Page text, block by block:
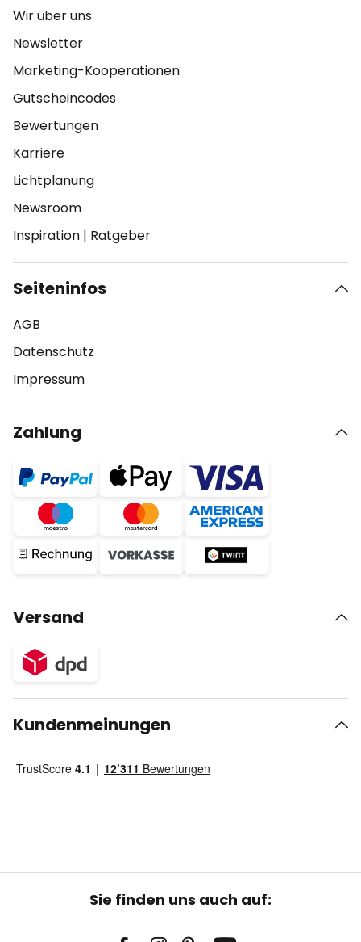
Wir über uns
Newsletter
Marketing-Kooperationen
Gutscheincodes
Bewertungen
Karriere
Lichtplanung
Newsroom
Inspiration | Ratgeber
Seiteninfos
AGB
Datenschutz
Impressum
Zahlung
Versand
Kundenmeinungen
Sie finden uns auch auf: